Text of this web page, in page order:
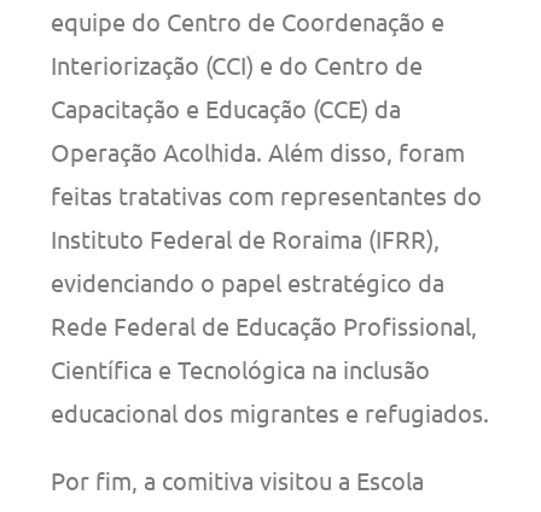
equipe do Centro de Coordenação e
Interiorização (CCI) e do Centro de
Capacitação e Educação (CCE) da
Operação Acolhida. Além disso, foram
feitas tratativas com representantes do
Instituto Federal de Roraima (IFRR),
evidenciando o papel estratégico da
Rede Federal de Educação Profissional,
Científica e Tecnológica na inclusão
educacional dos migrantes e refugiados.
Por fim, a comitiva visitou a Escola